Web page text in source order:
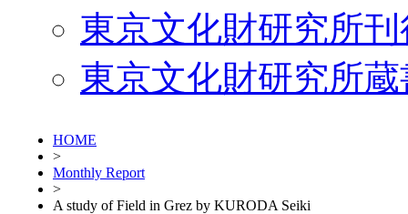
東京文化財研究所
東京文化財研究所
HOME
>
Monthly Report
>
A study of Field in Grez by KURODA Seiki